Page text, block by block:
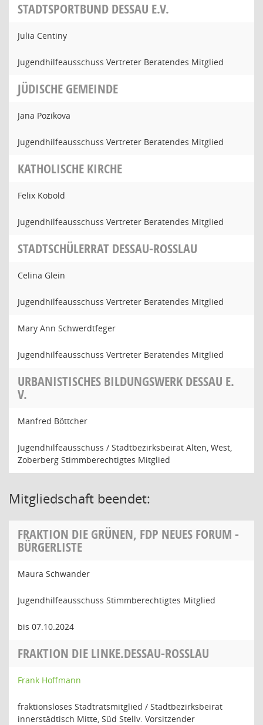
STADTSPORTBUND DESSAU E.V.
Julia Centiny
Jugendhilfeausschuss Vertreter Beratendes Mitglied
JÜDISCHE GEMEINDE
Jana Pozikova
Jugendhilfeausschuss Vertreter Beratendes Mitglied
KATHOLISCHE KIRCHE
Felix Kobold
Jugendhilfeausschuss Vertreter Beratendes Mitglied
STADTSCHÜLERRAT DESSAU-ROSSLAU
Celina Glein
Jugendhilfeausschuss Vertreter Beratendes Mitglied
Mary Ann Schwerdtfeger
Jugendhilfeausschuss Vertreter Beratendes Mitglied
URBANISTISCHES BILDUNGSWERK DESSAU E.
V.
Manfred Böttcher
Jugendhilfeausschuss / Stadtbezirksbeirat Alten, West,
Zoberberg Stimmberechtigtes Mitglied
Mitgliedschaft beendet:
FRAKTION DIE GRÜNEN, FDP NEUES FORUM -
BÜRGERLISTE
Maura Schwander
Jugendhilfeausschuss Stimmberechtigtes Mitglied
bis 07.10.2024
FRAKTION DIE LINKE.DESSAU-ROSSLAU
Frank Hoffmann
fraktionsloses Stadtratsmitglied / Stadtbezirksbeirat
innerstädtisch Mitte, Süd Stellv. Vorsitzender